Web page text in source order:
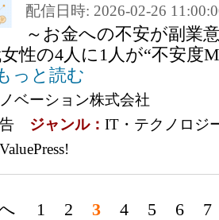
配信日時: 2026-02-26
～お金への不安が副業
性の4人に1人が“不安度
っと読む
ベーション株式会社
ジャンル： IT・テクノロジ
ValuePress!
1 2 3 4 5 6 7